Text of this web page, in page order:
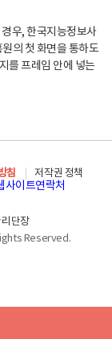
우, 한국지능정보사
의 첫 화면을 통하도
를 프레임 안에 넣는
침
저작권 정책
사이트연락처
단장
Reserved.